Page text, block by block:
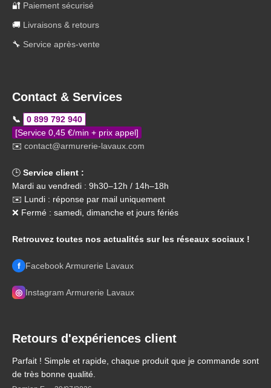
🔐 Paiement sécurisé
🚚 Livraisons & retours
🔧 Service après-vente
Contact & Services
📞
0 899 792 940
[Service 0,45 €/min + prix appel]
✉️ contact@armurerie-lavaux.com
🕒 Service client :
Mardi au vendredi : 9h30–12h / 14h–18h
✉️ Lundi : réponse par mail uniquement
❌ Fermé : samedi, dimanche et jours fériés
Retrouvez toutes nos actualités sur les réseaux sociaux !
f Facebook Armurerie Lavaux
◎ Instagram Armurerie Lavaux
Retours d'expériences client
Parfait ! Simple et rapide, chaque produit que je commande sont
de très bonne qualité.